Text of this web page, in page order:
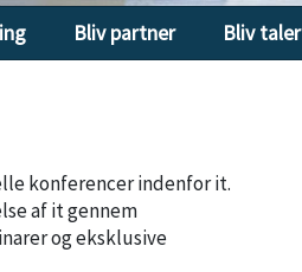
Bliv partner Bliv taler
konferencer indenfor it.
af it gennem
og eksklusive